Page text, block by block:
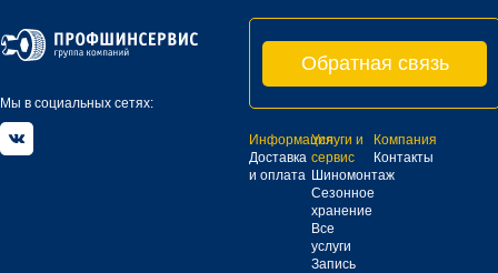
Мы в социальных сетях:
Обратная связь
Информация
Доставка
и оплата
Услуги и
сервис
Шиномонтаж
Сезонное
хранение
Все
услуги
Запись
Компания
Контакты